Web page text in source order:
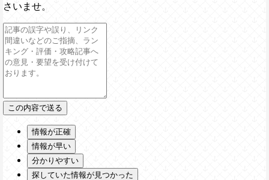
さいませ。
情報が正確
情報が早い
分かりやすい
探していた情報が見つかった